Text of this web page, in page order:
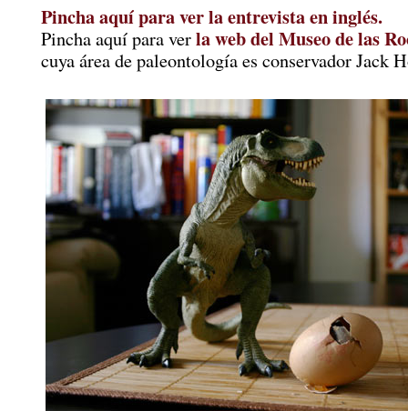
Pincha aquí para ver la entrevista en inglés.
Pincha aquí para verla web del Museo de las
cuya área de paleontología es conservador Jack